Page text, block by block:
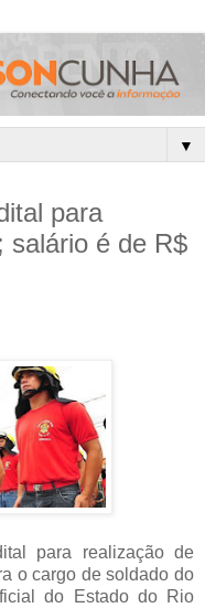
▼
para
salário é de R$
para realização de
o cargo de soldado do
do Estado do Rio